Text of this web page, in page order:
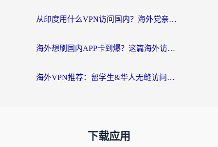
从印度用什么VPN访问国内？海外党亲测的无缝回国上网指南
海外想刷国内APP卡到爆？这篇海外访问国内服务器加速指南帮你解决所有问题
海外VPN推荐：留学生&华人无缝访问国内资源的避坑指南
下载应用